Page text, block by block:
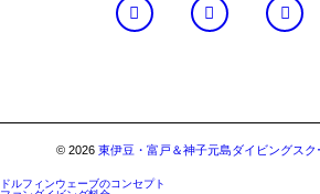
© 2026 東伊豆・富戸＆神子元島ダイビングス
ドルフィンウェーブのコンセプト